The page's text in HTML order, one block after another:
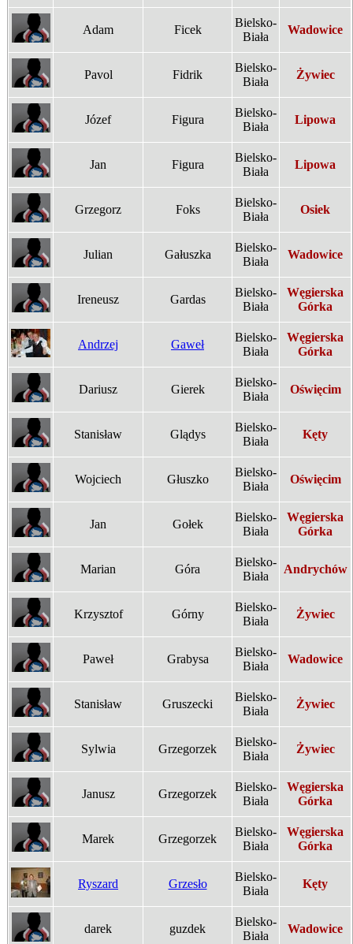
Adam Ficek
Bielsko-
Biała
Wadowice
Pavol Fidrik
Bielsko-
Biała
Żywiec
Józef Figura
Bielsko-
Biała
Lipowa
Jan Figura
Bielsko-
Biała
Lipowa
Grzegorz Foks
Bielsko-
Biała
Osiek
Julian Gałuszka
Bielsko-
Biała
Wadowice
Ireneusz Gardas
Bielsko-
Biała
Węgierska
Górka
Andrzej Gaweł
Bielsko-
Biała
Węgierska
Górka
Dariusz Gierek
Bielsko-
Biała
Oświęcim
Stanisław Glądys
Bielsko-
Biała
Kęty
Wojciech Głuszko
Bielsko-
Biała
Oświęcim
Jan Gołek
Bielsko-
Biała
Węgierska
Górka
Marian Góra
Bielsko-
Biała
Andrychów
Krzysztof Górny
Bielsko-
Biała
Żywiec
Paweł Grabysa
Bielsko-
Biała
Wadowice
Stanisław Gruszecki
Bielsko-
Biała
Żywiec
Sylwia Grzegorzek
Bielsko-
Biała
Żywiec
Janusz Grzegorzek
Bielsko-
Biała
Węgierska
Górka
Marek Grzegorzek
Bielsko-
Biała
Węgierska
Górka
Ryszard Grzesło
Bielsko-
Biała
Kęty
darek guzdek
Bielsko-
Biała
Wadowice